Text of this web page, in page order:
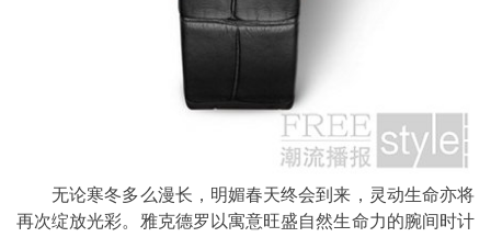
无论寒冬多么漫长，明媚春天终会到来，灵动生命亦将
再次绽放光彩。雅克德罗以寓意旺盛自然生命力的腕间时计